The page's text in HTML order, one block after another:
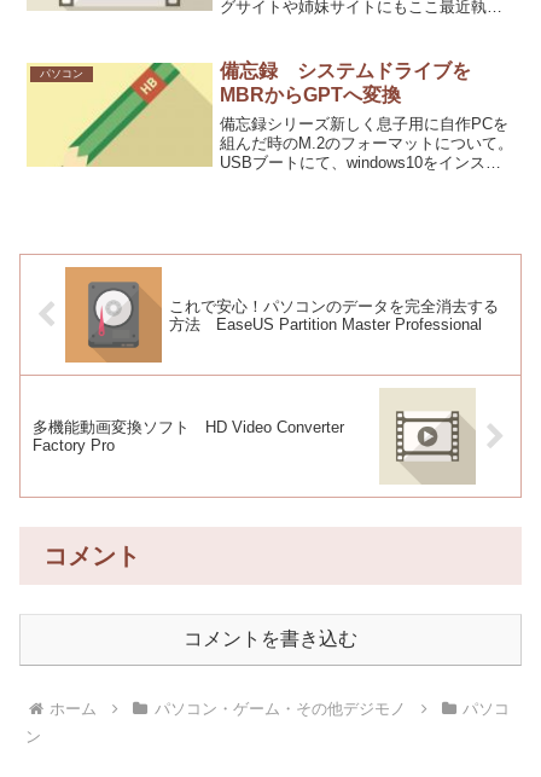
グサイトや姉妹サイトにもここ最近執筆
のです。今回はマルチメディアソフトウ
ェア会社のWonderF...
パソコン
備忘録 システムドライブを
MBRからGPTへ変換
備忘録シリーズ新しく息子用に自作PCを
組んだ時のM.2のフォーマットについて。
USBブートにて、windows10をインスト
これで安心！パソコンのデータを完全消去する
方法 EaseUS Partition Master Professional
多機能動画変換ソフト HD Video Converter
Factory Pro
コメント
コメントを書き込む
ホーム パソコン・ゲーム・その他デジモノ
パソコ
ン